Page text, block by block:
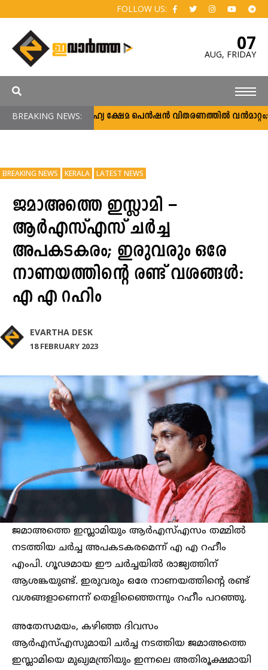
FOLLOW US:
07
AUG, FRIDAY
BREAKING NEWS:സാമൂഹ്യ ക്ഷേമ പെൻഷൻ വിതരണത്തിൽ വൻമാറ്റം;
BREAKING NEWS KERALA LATEST NEWS
ജമാഅത്തെ ഇസ്ലാമി –
ആര്‍എസ്എസ് ചര്‍ച്ച
അപകടകരം; ഇരുവരും ഒരേ
നാണയത്തിന്‍റെ രണ്ട് വശങ്ങൾ:
എ എ റഹിം
EVARTHA DESK
18 FEBRUARY 2023
ജമാഅത്തെ ഇസ്ലാമിയും ആര്‍എസ്എസം തമ്മിൽ
നടത്തിയ ചര്‍ച്ച അപകടകരമെന്ന് എ എ റഹീം
എംപി. ഗൂഢമായ ഈ ചര്‍ച്ചയില്‍ രാജ്യത്തിന്
ആശങ്കയുണ്ട്. ഇരുവരും ഒരേ നാണയത്തിന്‍റെ രണ്ട്
വശങ്ങളാണെന്ന് തെളിഞ്ഞെെന്നും റഹീം പറഞ്ഞു.
അതേസമയം, കഴിഞ്ഞ ദിവസം
ആര്‍എസ്‍എസുമായി ചർച്ച നടത്തിയ ജമാഅത്തെ
ഇസ്ലാമിയെ മുഖ്യമന്ത്രിയും ഇന്നലെ അതിരൂക്ഷമായി